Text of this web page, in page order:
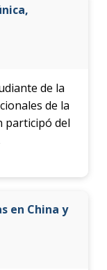
de la
de la
participó del
en China y